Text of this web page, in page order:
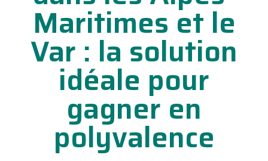
Maritimes et le
Var : la solution
idéale pour
gagner en
polyvalence